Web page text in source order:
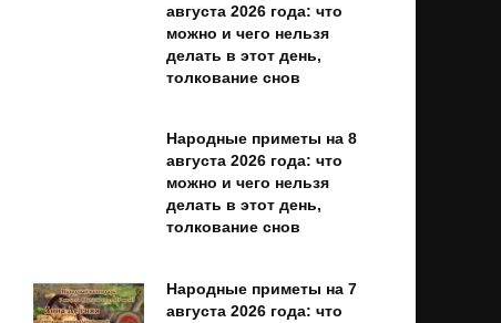
августа 2026 года: что
можно и чего нельзя
делать в этот день,
толкование снов
Народные приметы на 8
августа 2026 года: что
можно и чего нельзя
делать в этот день,
толкование снов
Народные приметы на 7
августа 2026 года: что